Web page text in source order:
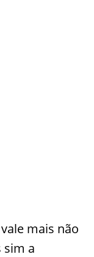
mais não
sim a